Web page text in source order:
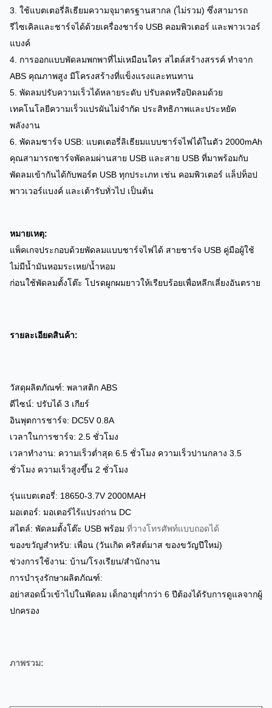
3. ใช้แบตเตอรี่ลิเธียมความจุมาตรฐานสากล (ไม่รวม) ซึ่งสามารถ
รีไซเคิลและชาร์จได้ด้วยเครื่องชาร์จ USB คอมพิวเตอร์ และพาวเวอร์
แบงค์
4. การออกแบบพัดลมพกพาที่ไม่เหมือนใคร สไตล์สร้างสรรค์ ทำจาก
ABS คุณภาพสูง มีโครงสร้างที่แข็งแรงและทนทาน
5. พัดลมปรับความเร็วได้หลายระดับ ปรับลดหรือปิดลมด้วย
เทคโนโลยีความเร็วแปรผันไม่จำกัด ประสิทธิภาพและประหยัด
พลังงาน
6. พัดลมชาร์จ USB: แบตเตอรี่ลิเธียมแบบชาร์จไฟได้ในตัว 2000mAh
คุณสามารถชาร์จพัดลมผ่านสาย USB และสาย USB ที่มาพร้อมกับ
พัดลมเข้ากันได้กับพอร์ต USB ทุกประเภท เช่น คอมพิวเตอร์ แล็ปท็อป
พาวเวอร์แบงค์ และเต้ารับทั่วไป เป็นต้น
หมายเหตุ:
แพ็คเกจประกอบด้วยพัดลมแบบชาร์จไฟได้ สายชาร์จ USB คู่มือผู้ใช้
ไม่มีน้ำมันหอมระเหย/น้ำหอม
ก่อนใช้พัดลมตั้งโต๊ะ โปรดผูกผมยาวให้เรียบร้อยเพื่อหลีกเลี่ยงอันตราย
รายละเอียดสินค้า:
วัสดุผลิตภัณฑ์: พลาสติก ABS
ดีไซน์: ปรับได้ 3 เกียร์
อินพุตการชาร์จ: DC5V 0.8A
เวลาในการชาร์จ: 2.5 ชั่วโมง
เวลาทำงาน: ความเร็วต่ำสุด 6.5 ชั่วโมง ความเร็วปานกลาง 3.5
ชั่วโมง ความเร็วสูงขึ้น 2 ชั่วโมง
รุ่นแบตเตอรี่: 18650-3.7V 2000MAH
มอเตอร์: มอเตอร์ไร้แปรงถ่าน DC
สไตล์: พัดลมตั้งโต๊ะ USB พร้อม ที่วางโทรศัพท์แบบถอดได้
ของขวัญสำหรับ: เพื่อน (วันเกิด คริสต์มาส ของขวัญปีใหม่)
ช่วงการใช้งาน: บ้าน/โรงเรียน/สำนักงาน
การบำรุงรักษาผลิตภัณฑ์:
อย่าสอดนิ้วเข้าไปในพัดลม เด็กอายุต่ำกว่า 6 ปีต้องได้รับการดูแลจากผู้
ปกครอง
ภาพรวม: